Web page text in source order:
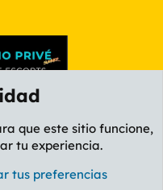
que este sitio funcione,
tu experiencia.
tus preferencias